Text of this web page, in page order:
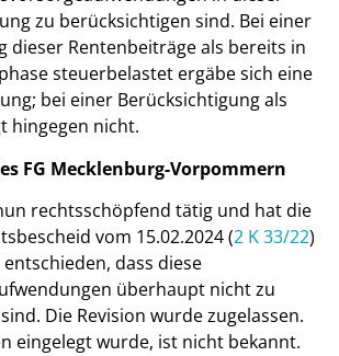
zu berücksichtigen sind. Bei einer
dieser Rentenbeiträge als bereits in
steuerbelastet ergäbe sich eine
bei einer Berücksichtigung als
hingegen nicht.
FG Mecklenburg-Vorpommern
rechtsschöpfend tätig und hat die
vom 15.02.2024 (2 K 33/22)
dass diese
überhaupt nicht zu
Die Revision wurde zugelassen.
eingelegt wurde, ist nicht bekannt.